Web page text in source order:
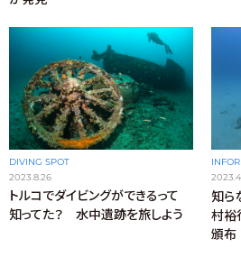
DIVING SPOT
2023.8.26
トルコでダイビングができるって
知ってた？ 水中遺跡を旅しよう
知ら
村裕
頒布